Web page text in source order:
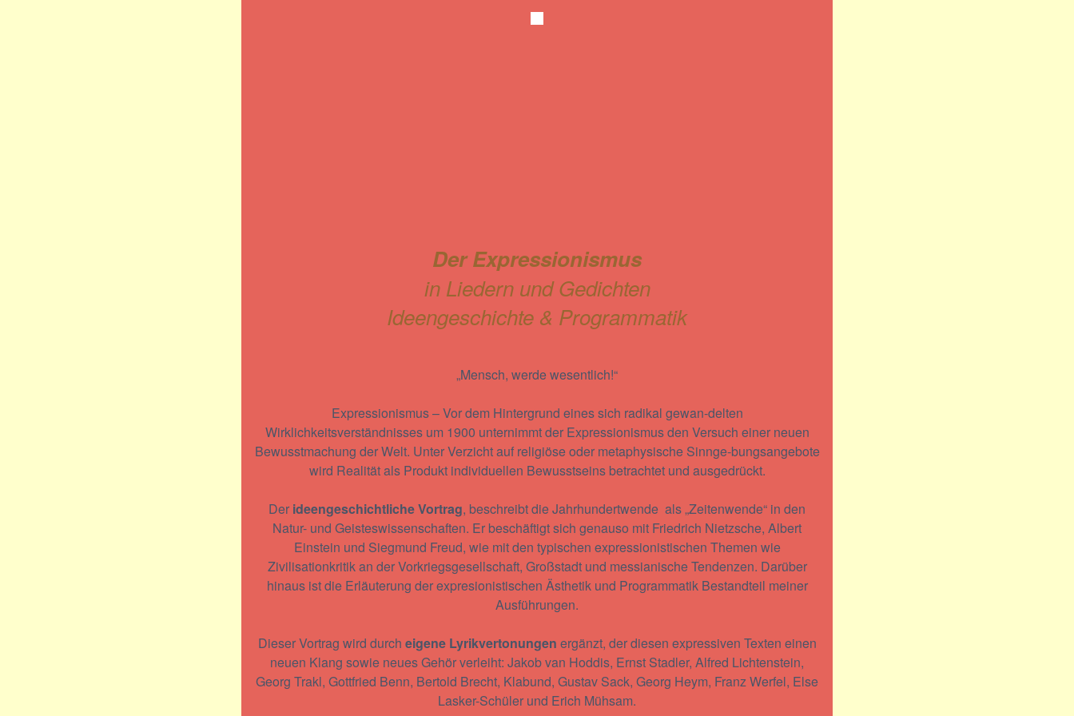
Der Expressionismus
in Liedern und Gedichten
Ideengeschichte & Programmatik
„Mensch, werde wesentlich!“
Expressionismus – Vor dem Hintergrund eines sich radikal gewan-delten
Wirklichkeitsverständnisses um 1900 unternimmt der Expressionismus den Versuch einer neuen
Bewusstmachung der Welt. Unter Verzicht auf religiöse oder metaphysische Sinnge-bungsangebote
wird Realität als Produkt individuellen Bewusstseins betrachtet und ausgedrückt.
Der ideengeschichtliche Vortrag, beschreibt die Jahrhundertwende als „Zeitenwende“ in den
Natur- und Geisteswissenschaften. Er beschäftigt sich genauso mit Friedrich Nietzsche, Albert
Einstein und Siegmund Freud, wie mit den typischen expressionistischen Themen wie
Zivilisationkritik an der Vorkriegsgesellschaft, Großstadt und messianische Tendenzen. Darüber
hinaus ist die Erläuterung der expresionistischen Ästhetik und Programmatik Bestandteil meiner
Ausführungen.
Dieser Vortrag wird durch eigene Lyrikvertonungen ergänzt, der diesen expressiven Texten einen
neuen Klang sowie neues Gehör verleiht: Jakob van Hoddis, Ernst Stadler, Alfred Lichtenstein,
Georg Trakl, Gottfried Benn, Bertold Brecht, Klabund, Gustav Sack, Georg Heym, Franz Werfel, Else
Lasker-Schüler und Erich Mühsam.